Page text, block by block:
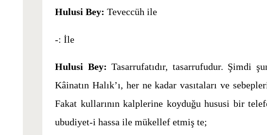
Hulusi Bey: Teveccüh ile
-: İle
Hulusi Bey: Tasarrufatıdır, tasarrufudur. Şimdi
Kâinatın Halık’ı, her ne kadar vasıtaları ve
Fakat kullarının kalplerine koyduğu hususi bir
ubudiyet-i hassa ile mükellef etmiş te;